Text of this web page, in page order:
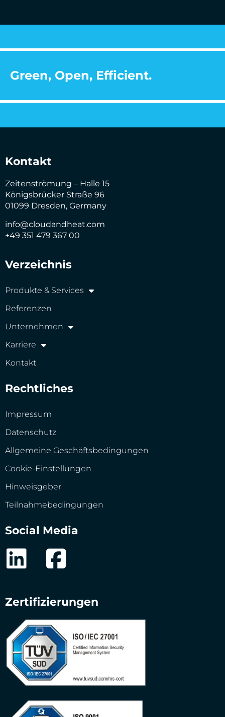
Green, Open, Efficient.
Kontakt
Zeitenströmung – Halle 15
Königsbrücker Straße 96
01099 Dresden, Germany
info@cloudandheat.com
+49 351 479 367 00
Verzeichnis
Produkte & Services
Referenzen
Unternehmen
Karriere
Kontakt
Rechtliches
Impressum
Datenschutz
Allgemeine Geschäftsbedingungen
Cookie-Einstellungen
Hinweisgeber
Teilnahmebedingungen
Social Media
Zertifizierungen